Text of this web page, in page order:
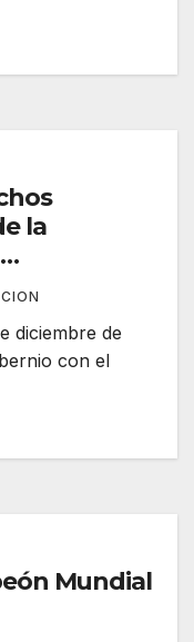
la
diciembre de
con el
Mundial